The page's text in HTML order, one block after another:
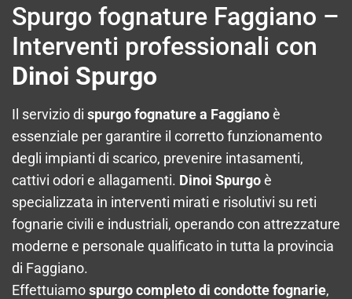
Spurgo fognature Faggiano –
Interventi professionali con
Dinoi Spurgo
Il servizio di spurgo fognature a Faggianoè
essenziale per garantire il corretto funzionamento
degli impianti di scarico, prevenire intasamenti,
cattivi odori e allagamenti. Dinoi Spurgoè
specializzata in interventi mirati e risolutivi su reti
fognarie civili e industriali, operando con attrezzature
moderne e personale qualificato in tutta la provincia
di Faggiano.
Effettuiamospurgo completo di condotte fognarie,